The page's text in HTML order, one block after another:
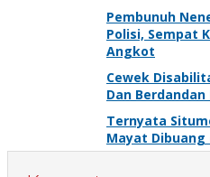
Pembunuh
Polisi, Sempat
Angkot
Cewek
Dan
Ternyata
Mayat Dibuang